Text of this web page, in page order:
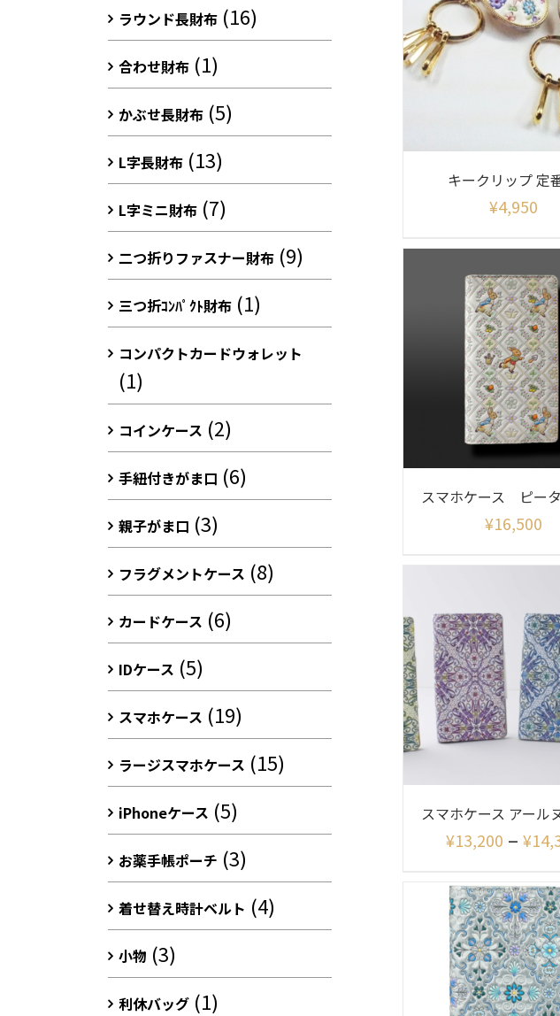
キークリップ 定
¥4,950
¥16,500
¥13,200 –¥
ラウンド長財布 (16)
合わせ財布 (1)
かぶせ長財布 (5)
L字長財布 (13)
L字ミニ財布 (7)
二つ折りファスナー財布 (9)
三つ折ｺﾝﾊﾟｸﾄ財布 (1)
コンパクトカードウォレット
(1)
コインケース (2)
手紐付きがま口 (6)
親子がま口 (3)
フラグメントケース (8)
カードケース (6)
IDケース (5)
スマホケース (19)
ラージスマホケース (15)
iPhoneケース (5)
お薬手帳ポーチ (3)
着せ替え時計ベルト (4)
小物 (3)
利休バッグ (1)